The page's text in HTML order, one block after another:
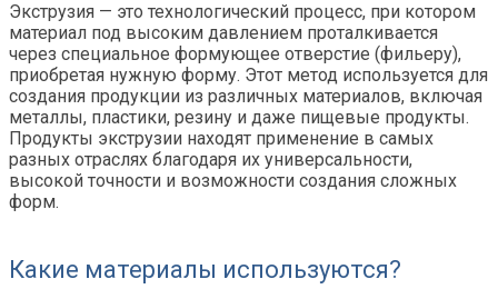
Экструзия — это технологический процесс, при котором
материал под высоким давлением проталкивается
через специальное формующее отверстие (фильеру),
приобретая нужную форму. Этот метод используется для
создания продукции из различных материалов, включая
металлы, пластики, резину и даже пищевые продукты.
Продукты экструзии находят применение в самых
разных отраслях благодаря их универсальности,
высокой точности и возможности создания сложных
форм.
Какие материалы используются?